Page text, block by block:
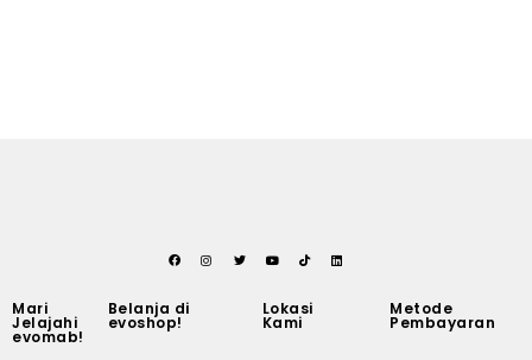
Mari
Jelajahi
evomab!
Belanja di
evoshop!
Lokasi
Kami
Metode
Pembayaran